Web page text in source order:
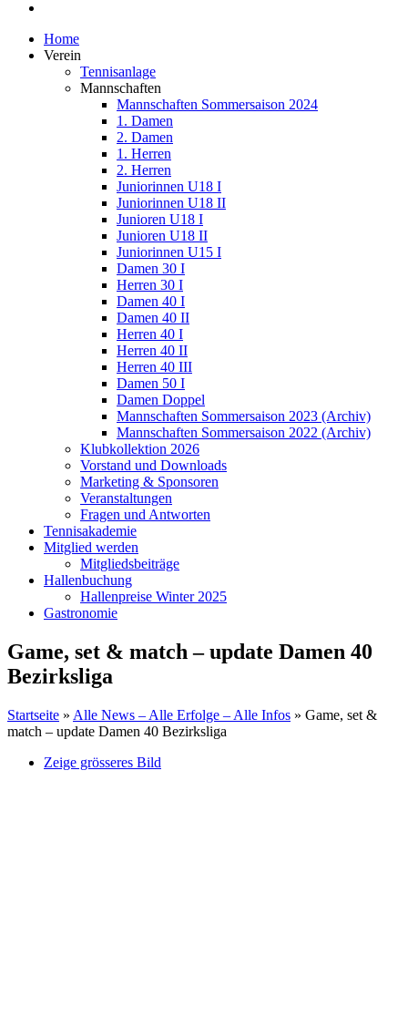
Home
Verein
Tennisanlage
Mannschaften
Mannschaften Sommersaison 2024
1. Damen
2. Damen
1. Herren
2. Herren
Juniorinnen U18 I
Juniorinnen U18 II
Junioren U18 I
Junioren U18 II
Juniorinnen U15 I
Damen 30 I
Herren 30 I
Damen 40 I
Damen 40 II
Herren 40 I
Herren 40 II
Herren 40 III
Damen 50 I
Damen Doppel
Mannschaften Sommersaison 2023 (Archiv)
Mannschaften Sommersaison 2022 (Archiv)
Klubkollektion 2026
Vorstand und Downloads
Marketing & Sponsoren
Veranstaltungen
Fragen und Antworten
Tennisakademie
Mitglied werden
Mitgliedsbeiträge
Hallenbuchung
Hallenpreise Winter 2025
Gastronomie
Game, set & match – update Damen 40
Bezirksliga
Startseite » Alle News – Alle Erfolge – Alle Infos » Game, set &
match – update Damen 40 Bezirksliga
Zeige grösseres Bild